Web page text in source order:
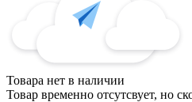
Товара нет в наличии
Товар временно отсутсвует, но